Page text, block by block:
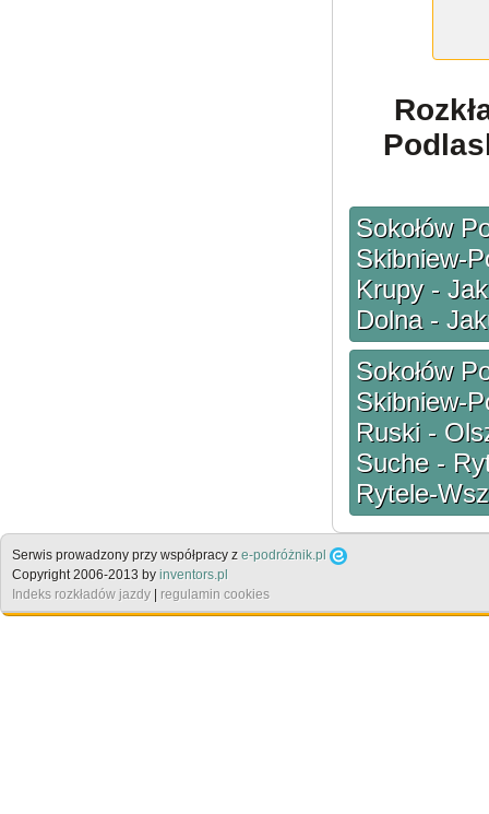
Sokołów
Skibniew-
Krupy -
Dolna -
Sokołów
Skibniew-
Ruski -
Suche -
Rytele-
Serwis prowadzony przy współpracy z e-podróżnik.pl
Copyright 2006-2013 by inventors.pl
Indeks rozkładów jazdy
regulamin cookies